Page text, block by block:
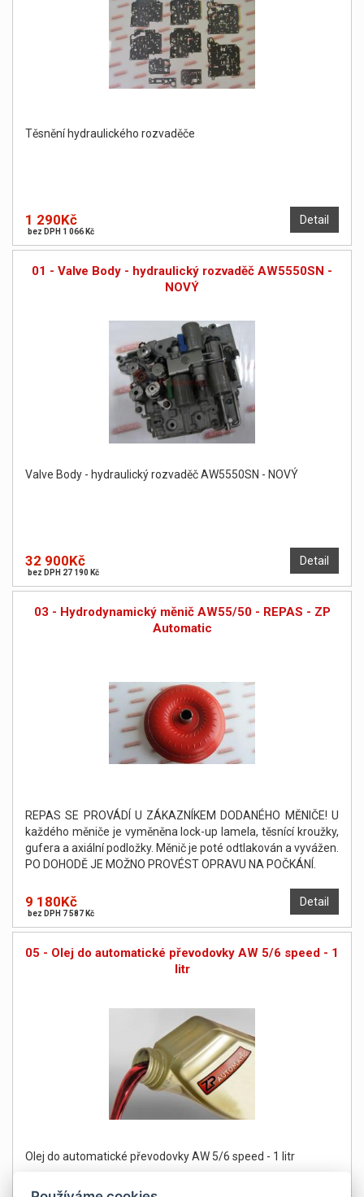
Těsnění hydraulického rozvaděče
Detail
1 290Kč
bez DPH 1 066 Kč
01 - Valve Body - hydraulický rozvaděč AW5550SN -
NOVÝ
Valve Body - hydraulický rozvaděč AW5550SN - NOVÝ
Detail
32 900Kč
bez DPH 27 190 Kč
03 - Hydrodynamický měnič AW55/50 - REPAS - ZP
Automatic
REPAS SE PROVÁDÍ U ZÁKAZNÍKEM DODANÉHO MĚNIČE! U
každého měniče je vyměněna lock-up lamela, těsnící kroužky,
gufera a axiální podložky. Měnič je poté odtlakován a vyvážen.
PO DOHODĚ JE MOŽNO PROVÉST OPRAVU NA POČKÁNÍ.
Detail
9 180Kč
bez DPH 7 587 Kč
05 - Olej do automatické převodovky AW 5/6 speed - 1
litr
Olej do automatické převodovky AW 5/6 speed - 1 litr